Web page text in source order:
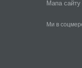
Мапа сайту
Ми в